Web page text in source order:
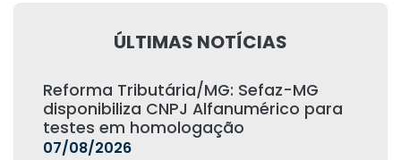
ÚLTIMAS NOTÍCIAS
Reforma Tributária/MG: Sefaz-MG
disponibiliza CNPJ Alfanumérico para
testes em homologação
07/08/2026